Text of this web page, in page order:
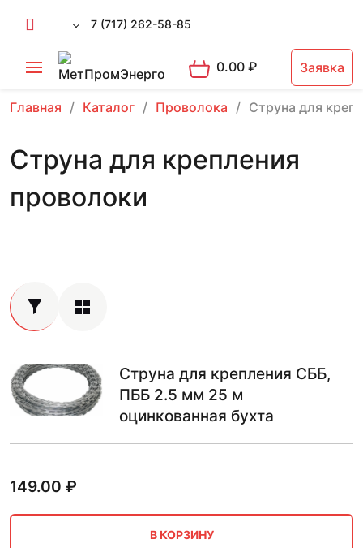
7 (717) 262-58-85
0.00₽ Заявка
Главная Каталог Проволока Струна для
Струна для крепления
проволоки
Струна для крепления СББ,
ПББ 2.5 мм 25 м
оцинкованная бухта
149.00 ₽
В КОРЗИНУ